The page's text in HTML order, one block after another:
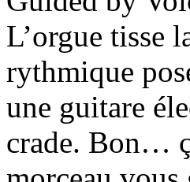
L’orgue tisse
rythmique
une guitare
crade. Bon…